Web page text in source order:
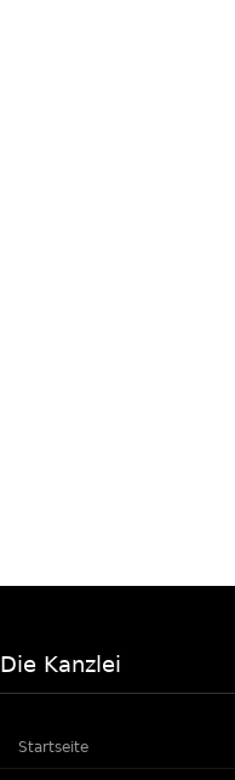
Die Kanzlei
Startseite